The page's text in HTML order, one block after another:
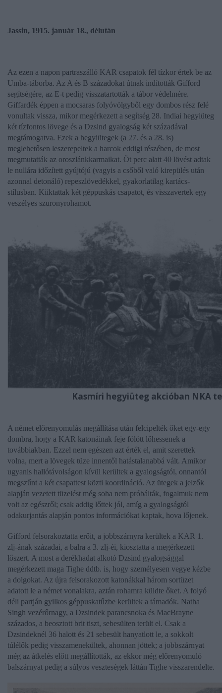
Jassin, 1915. január 18., délután
Az ezen a napon partraszálló KAR csapatok fél tízkor értek be az
Umba-táborba. Az A és B századokat útnak indították Gifford
segítségére, az E-t pedig visszatartották a tábor védelmére.
Giffardék éppen a mocsaras folyóvölgyből egy dombos rész felé
vonultak vissza, mikor megérkezett a segítség 28. Indiai hegyiüteg
két tízfontos lövege és a Dzsind gyalogság két századával
megtámogatva. Ezek a hegyiütegek (a 27. és a 28. is)
meglehetősen leszerepeltek a harcok eddigi részében, de most
megmutatták az oroszlánkkarmaikat. Öt perc alatt 40 lövést adtak
le nullára időzített gyújtójú (vagyis a csőből való kirepülés után
azonnal detonáló) repeszlövedékkel, gyakorlatilag kartács-
stílusban. Kiiktattak két géppuskás csapatot, és visszavertek egy
veszélyes szuronyrohamot.
Kasmíri hegyiüteg akcióban NKA
A német előrenyomulás megállítása után felcipelték őket egy-egy
dombra, hogy a KAR katonáinak feje fölött lőhessenek a
továbbiakban. Ezzel nem egészen azt érték el, amit szerettek
volna, mert a lövegek tüze innentől hatástalanabbá vált. Amikor
ugyanis hallótávolságon kívül kerültek a gyalogságtól, onnantól
megszűnt a két csapattest közti koordináció. Az ütegek a jelzők
alapján vezetett tüzelést még soha nem próbálták, fogalmuk nem
volt az egészről; csak addig lőttek jól, amíg a gyalogságtól
odakurjantás alapján pontos információkat kaptak, hova lőjenek.
Gifford felsorakoztatta erőit, a jobbszárnyra kerültek a KAR 1.
zlj-ának századai, a balra a 3. zlj-éi, kiosztatta a megérkezett
lőszert. A most a derékhadat alkotó Dzsind gyalogsággal
megérkezett maga Tighe ddtb. is, hogy személyesen vegye kézbe
a dolgokat. Az újra felsorakozott katonákkal három sortüzet
adatott le a német vonalakra, aztán rohamra küldte őket. A folyó
déli partján gyilkos géppuskatűzbe kerültek a támadók. Natha
Singh vezérőrnagy, a Dzsindek parancsnoka és MacBrayne
százados, a beosztott brit tiszt, sebesülten terült el. Csak a
Dzsindeknél 36 halott és 21 sebesült hanyatlott le, a sokkolt
túlélők pedig visszamenekültek, ahonnan jöttek; a jobbszárnyat
még az átkelés előtt megállították, az ekkor még előrenyomuló
balszárnyat pedig a súlyos veszteségek láttán Tighe visszarendelte.